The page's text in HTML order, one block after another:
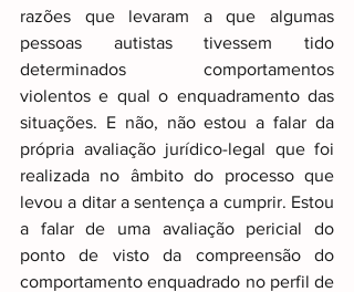
razões que levaram a que algumas
pessoas autistas tivessem tido
determinados comportamentos
violentos e qual o enquadramento das
situações. E não, não estou a falar da
própria avaliação jurídico-legal que foi
realizada no âmbito do processo que
levou a ditar a sentença a cumprir. Estou
a falar de uma avaliação pericial do
ponto de visto da compreensão do
comportamento enquadrado no perfil de